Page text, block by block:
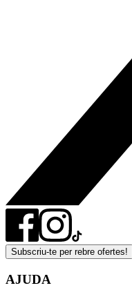
Subscriu-te per rebre ofertes!
AJUDA